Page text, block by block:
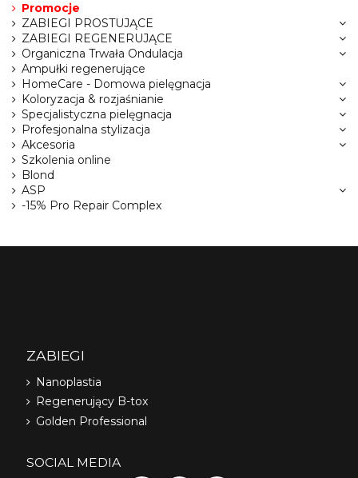
Promocje
ZABIEGI PROSTUJĄCE
ZABIEGI REGENERUJĄCE
Organiczna Trwała Ondulacja
Ampułki regenerujące
HomeCare - Domowa pielęgnacja
Koloryzacja & rozjaśnianie
Specjalistyczna pielęgnacja
Profesjonalna stylizacja
Akcesoria
Szkolenia online
Blond
ASP
-15% Pro Repair Complex
ZABIEGI
Nanoplastia
Regenerujący B-tox
Golden Professional
SOCIAL MEDIA